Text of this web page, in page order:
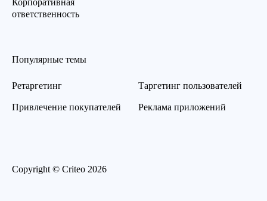
Корпоративная
ответственность
Популярные темы
Ретаргетинг
Привлечение покупателей
Таргетинг пользователей
Реклама приложений
Copyright © Criteo 2026